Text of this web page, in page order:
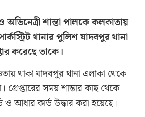
অভিনেত্রী শান্তা পালকে কলকাতায়
থানার পুলিশ যাদবপুর থানা
করেছে তাকে।
থাকা যাদবপুর থানা এলাকা থেকে
সময় শান্তার কাছ থেকে
ও আধার কার্ড উদ্ধার করা হয়েছে।